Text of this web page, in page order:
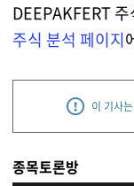
DEEPAKFERT
주식 분석 페이지
이 기사
종목토론방